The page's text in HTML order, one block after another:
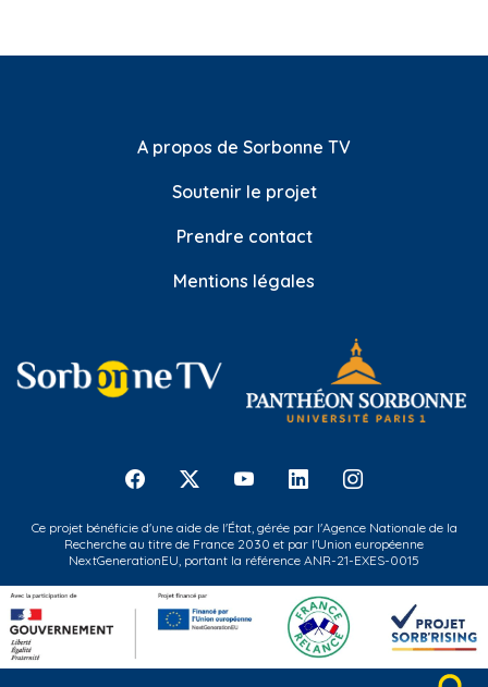
A propos de Sorbonne TV
Soutenir le projet
Prendre contact
Mentions légales
Ce projet bénéficie d'une aide de l'État, gérée par l'Agence Nationale de la
Recherche au titre de France 2030 et par l'Union européenne
NextGenerationEU, portant la référence ANR-21-EXES-0015